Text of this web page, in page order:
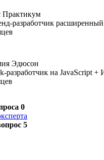
Практикум
разработчик расширенный
Эдюсон
разработчик на JavaScript +
0
5